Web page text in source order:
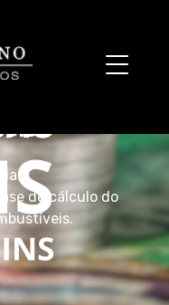
da base de
de cálculo do